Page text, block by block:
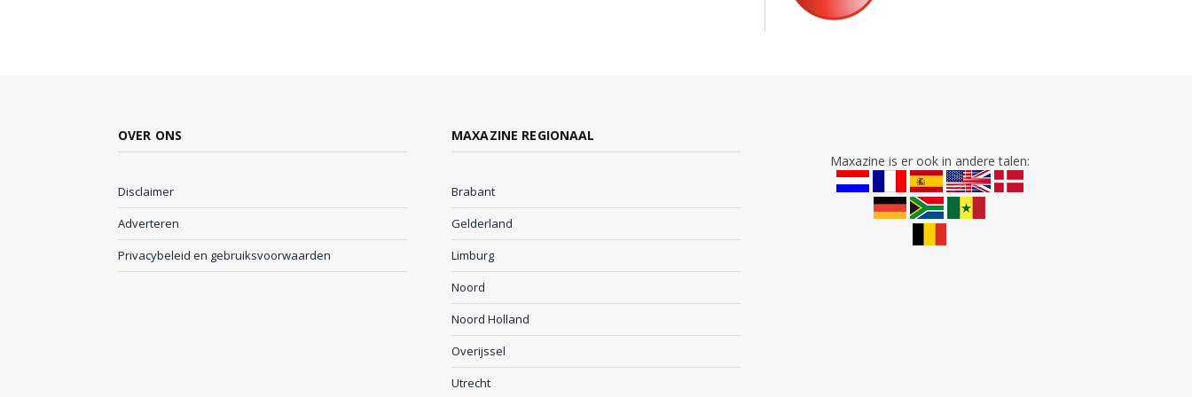
OVER ONS
Disclaimer
Adverteren
Privacybeleid en gebruiksvoorwaarden
MAXAZINE REGIONAAL
Brabant
Gelderland
Limburg
Noord
Noord Holland
Overijssel
Utrecht
Maxazine is er ook in andere talen: